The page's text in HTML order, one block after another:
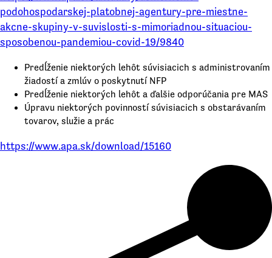
podohospodarskej-platobnej-agentury-pre-miestne-
akcne-skupiny-v-suvislosti-s-mimoriadnou-situaciou-
sposobenou-pandemiou-covid-19/9840
Predĺženie niektorých lehôt súvisiacich s administrovaním
žiadostí a zmlúv o poskytnutí NFP
Predĺženie niektorých lehôt a ďalšie odporúčania pre MAS
Úpravu niektorých povinností súvisiacich s obstarávaním
tovarov, služie a prác
https://www.apa.sk/download/15160